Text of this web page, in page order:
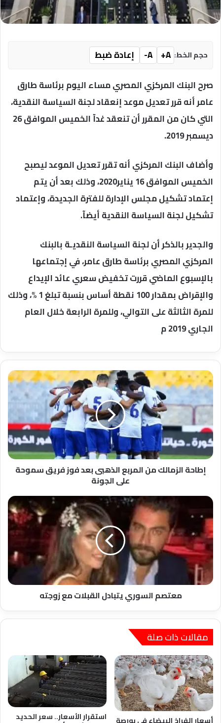
حجم الخط: A+
A-
إعادة ضبط
صرح البنك المركزي المصري مساء اليوم برئاسة طارق
عامر أنه قرر تعديل موعد إنعقاد لجنة السياسة النقدية،
التي كان من المقرر أن تنعقد غدآ الخميس الموافق 26
ديسمبر 2019.
وأضاف البنك المركزي أنه تقرر تعديل الموعد ليصبح
الخميس الموافق 16 يناير2020، وذلك بعد أن يتم
إعتماد تشكيل مجلس الإدارة للفترة الجديدة، وإعتماد
تشكيل لجنة السياسة النقدية أيضآ.
والجدير بالذكر أن لجنة السياسة النقديـة بالبنك
المركزي المصري برئاسة طارق عامر، في إجتماعها
بالإسبوع الماضي قررت تخفيض سعري عائد الإيداع
والإقراض بمقدار 100 نقطة أساس بنسبة تبلغ 1 %، وذلك
للمرة الثالثة على التوالي، وللمرة الرابعة خلال العام
الجاري 2019 م
إطاحة
الزمالك
من
المربع
الذهبى
بعد
فوز
فريق
سموحة
على
الجونة
إطاحة الزمالك من المربع الذهبى بعد فوز فريق سموحة
على الجونة
معتصم
السوري
يتبادل
القبلات
مع
زوجته
معتصم السوري يتبادل القبلات مع زوجته
مقالات ذات صلة
أسعار الفراخ البيضاء في بورصة استقرار الأسعار.. سعر الحديد